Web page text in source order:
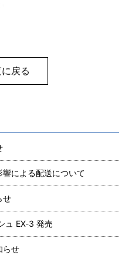
戻る
による配送について
せ
ュ EX-3 発売
らせ